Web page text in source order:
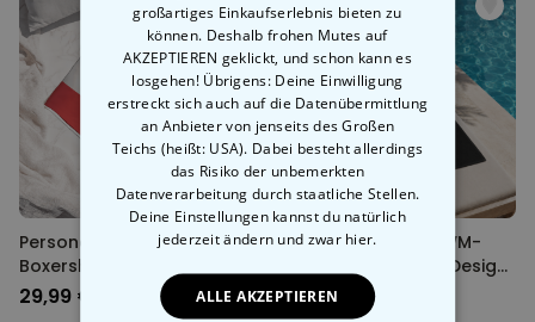
Personalisierbare
Boxershorts zur WM mit
Text
29,99 €
Personalisierbares WM-
Handtuch im Trikot-Design
mit Text
34,99 €
großartiges Einkaufserlebnis bieten zu
können. Deshalb frohen Mutes auf
AKZEPTIEREN geklickt, und schon kann es
losgehen! Übrigens: Deine Einwilligung
erstreckt sich auch auf die Datenübermittlung
an Anbieter von jenseits des Großen
Teichs (heißt: USA). Dabei besteht allerdings
das Risiko der unbemerkten
Datenverarbeitung durch staatliche Stellen.
Deine Einstellungen kannst du natürlich
jederzeit ändern und zwar hier.
ALLE AKZEPTIEREN